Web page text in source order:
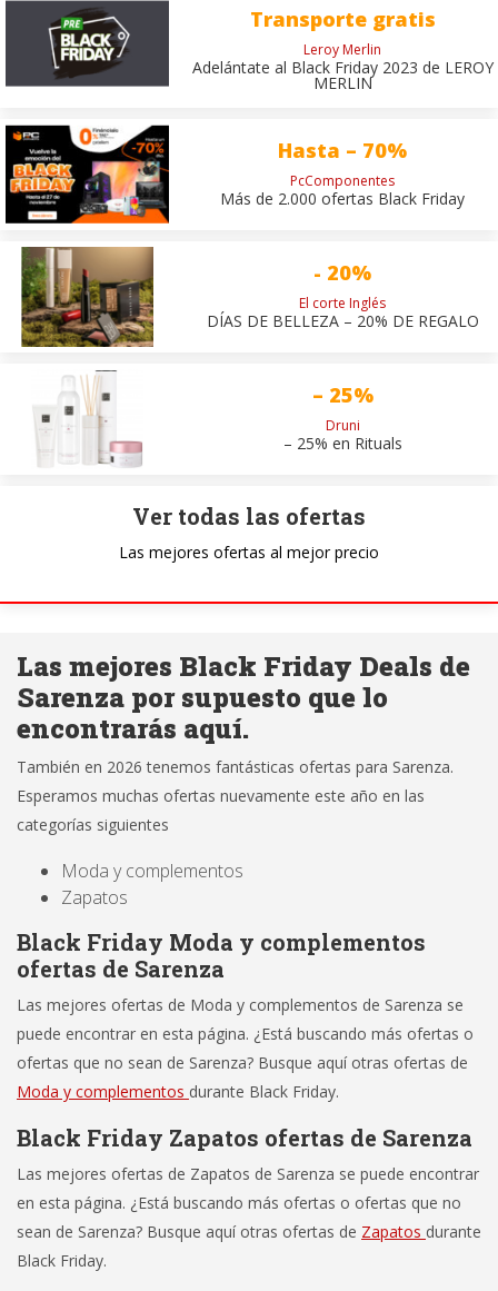
Transporte gratis
Leroy Merlin
Adelántate al Black Friday 2023 de LEROY
MERLIN
Hasta – 70%
PcComponentes
Más de 2.000 ofertas Black Friday
- 20%
El corte Inglés
DÍAS DE BELLEZA – 20% DE REGALO
– 25%
Druni
– 25% en Rituals
Ver todas las ofertas
Las mejores ofertas al mejor precio
Las mejores Black Friday Deals de
Sarenza por supuesto que lo
encontrarás aquí.
También en 2026 tenemos fantásticas ofertas para Sarenza.
Esperamos muchas ofertas nuevamente este año en las
categorías siguientes
Moda y complementos
Zapatos
Black Friday Moda y complementos
ofertas de Sarenza
Las mejores ofertas de Moda y complementos de Sarenza se
puede encontrar en esta página. ¿Está buscando más ofertas o
ofertas que no sean de Sarenza? Busque aquí otras ofertas de
Moda y complementos durante Black Friday.
Black Friday Zapatos ofertas de Sarenza
Las mejores ofertas de Zapatos de Sarenza se puede encontrar
en esta página. ¿Está buscando más ofertas o ofertas que no
sean de Sarenza? Busque aquí otras ofertas de Zapatos durante
Black Friday.